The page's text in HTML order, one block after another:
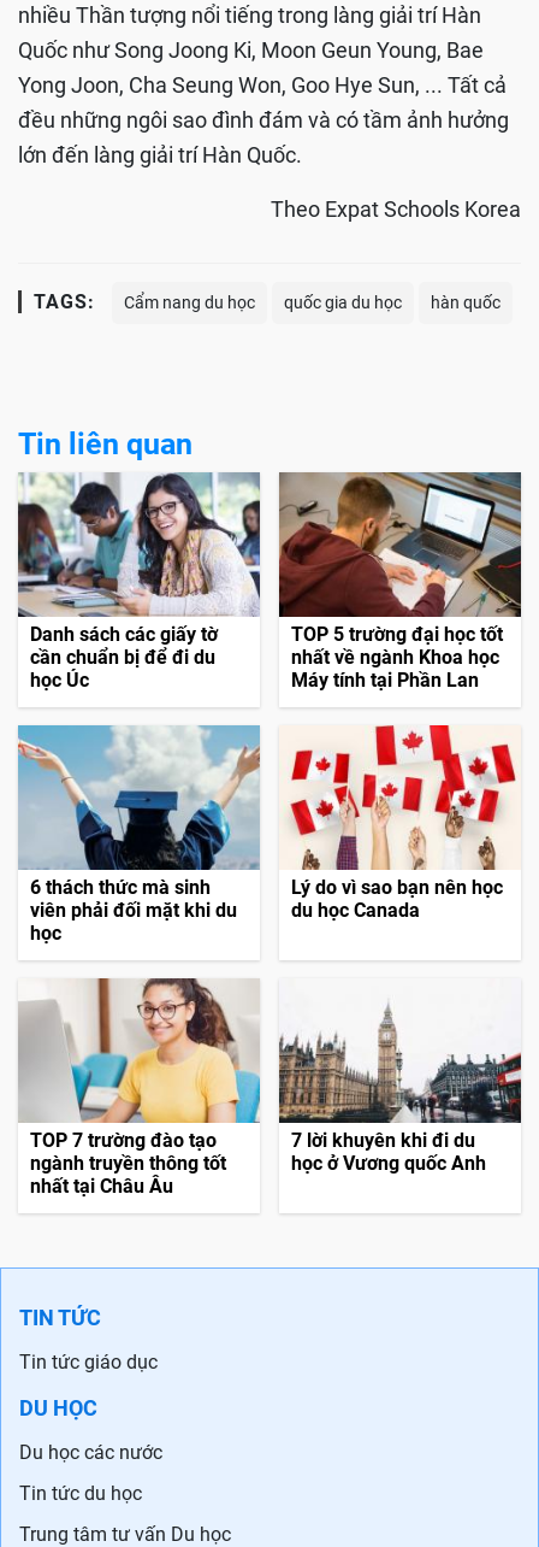
nhiều Thần tượng nổi tiếng trong làng giải trí Hàn
Quốc như Song Joong Ki, Moon Geun Young, Bae
Yong Joon, Cha Seung Won, Goo Hye Sun, ... Tất cả
đều những ngôi sao đình đám và có tầm ảnh hưởng
lớn đến làng giải trí Hàn Quốc.
Theo Expat Schools Korea
TAGS: Cẩm nang du học quốc gia du học hàn quốc
Tin liên quan
Danh sách các giấy tờ
cần chuẩn bị để đi du
học Úc
TOP 5 trường đại học tốt
nhất về ngành Khoa học
Máy tính tại Phần Lan
6 thách thức mà sinh
viên phải đối mặt khi du
học
Lý do vì sao bạn nên học
du học Canada
TOP 7 trường đào tạo
ngành truyền thông tốt
nhất tại Châu Âu
7 lời khuyên khi đi du
học ở Vương quốc Anh
TIN TỨC
Tin tức giáo dục
DU HỌC
Du học các nước
Tin tức du học
Trung tâm tư vấn Du học